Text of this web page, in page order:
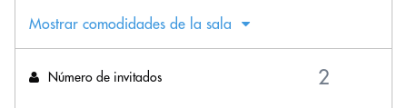
Mostrar comodidades de la sala
Número de invitados